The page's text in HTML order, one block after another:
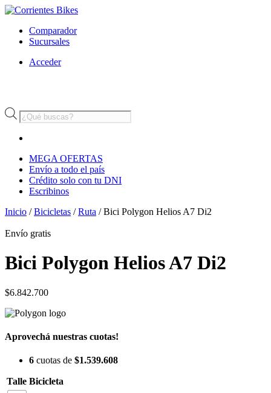
Comparador
Sucursales
Acceder
Búsqueda
de
MEGA OFERTAS
Envío a todo el país
Crédito solo con tu DNI
Escribinos
Inicio /Bicicletas /Ruta / Bici Polygon Helios A7 Di2
Envío gratis
Bici Polygon Helios A7 Di2
$6.842.700
Aprovechá nuestras cuotas!
6 cuotas de $1.539.608
Talle Bicicleta